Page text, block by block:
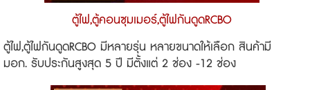
ตู้ไฟ,ตู้คอนซุมเมอร์,ตู้ไฟกันดูดRCBO
ตู้ไฟ,ตู้ไฟกันดูดRCBO มีหลายรุ่น หลายขนาดให้เลือก สินค้ามี
มอก. รับประกันสูงสุด 5 ปี มีตั้งแต่ 2 ช่อง -12 ช่อง